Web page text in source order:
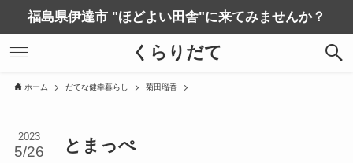
福島県伊達市 "ほどよい田舎"に来てみませんか？
くらりだて
ホーム だてな健幸暮らし 菊田瑠香
とまっぺ
2023
5/26